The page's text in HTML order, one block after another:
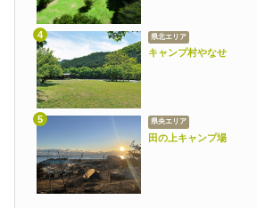
県北エリア
キャンプ村やなせ
県央エリア
田の上キャンプ場